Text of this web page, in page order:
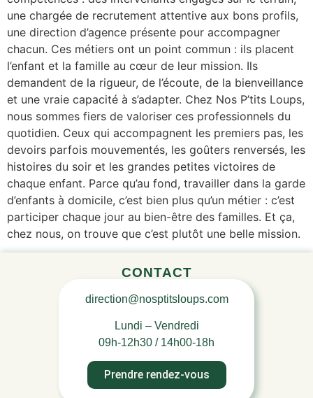
une chargée de recrutement attentive aux bons profils,
une direction d’agence présente pour accompagner
chacun. Ces métiers ont un point commun : ils placent
l’enfant et la famille au cœur de leur mission. Ils
demandent de la rigueur, de l’écoute, de la bienveillance
et une vraie capacité à s’adapter. Chez Nos P’tits Loups,
nous sommes fiers de valoriser ces professionnels du
quotidien. Ceux qui accompagnent les premiers pas, les
devoirs parfois mouvementés, les goûters renversés, les
histoires du soir et les grandes petites victoires de
chaque enfant. Parce qu’au fond, travailler dans la garde
d’enfants à domicile, c’est bien plus qu’un métier : c’est
participer chaque jour au bien-être des familles. Et ça,
chez nous, on trouve que c’est plutôt une belle mission.
CONTACT
direction@nosptitsloups.com
Lundi – Vendredi
09h-12h30 / 14h00-18h
Prendre rendez-vous